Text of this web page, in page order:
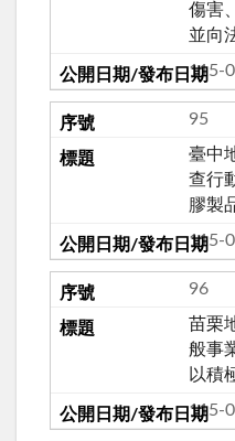
傷害
並向
115-
95
臺中
查行
膠製
115-
96
苗栗
般事
以積
115-